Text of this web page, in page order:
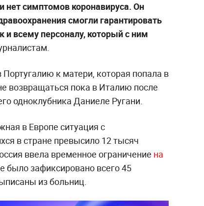
нет симптомов коронавируса. Он
смогли гарантировать
и всему персоналу, который с ним
к матери, которая попала в
возвращаться пока в Италию после
одноклубника Даниеле Ругани.
в Европе ситуация с
в стране превысило 12 тысяч
ввела временное ограничение на
было зафиксировано всего 45
из больниц.